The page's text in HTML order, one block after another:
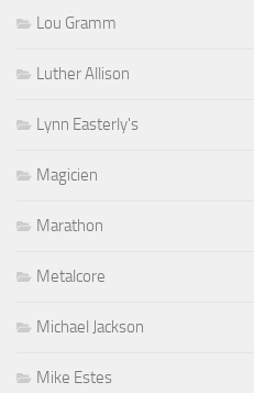
Lou Gramm
Luther Allison
Lynn Easterly's
Magicien
Marathon
Metalcore
Michael Jackson
Mike Estes